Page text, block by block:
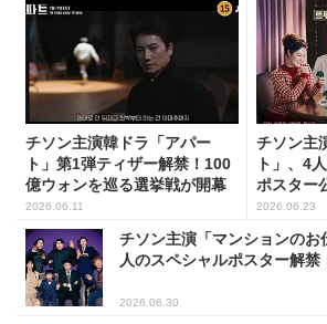
チソン主演韓ドラ「アパー
ト」第1弾ティザー解禁！100
億ウォンを巡る選挙戦が開幕
2026.06.11
チソン主
ト」、4
ポスター
2026.06.23
チソン主演「マンションのお
人のスペシャルポスター解禁
2026.06.30